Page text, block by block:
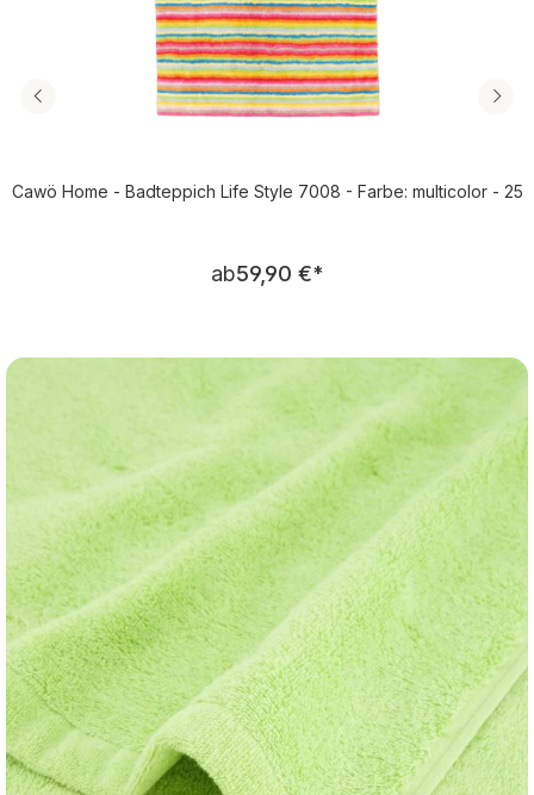
Cawö Home - Badteppich Life Style 7008 - Farbe: multicolor - 25
Regulärer Preis:
ab59,90 €*